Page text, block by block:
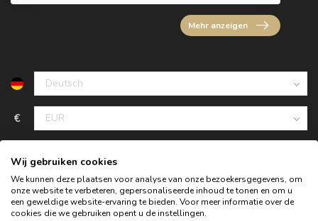
Mehr anzeigen
€
Wij gebruiken cookies
We kunnen deze plaatsen voor analyse van onze bezoekersgegevens, om
onze website te verbeteren, gepersonaliseerde inhoud te tonen en om u
een geweldige website-ervaring te bieden. Voor meer informatie over de
cookies die we gebruiken opent u de instellingen.